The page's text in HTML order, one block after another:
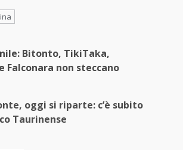
Bitonto, TikiTaka,
Falconara non steccano
oggi si riparte: c’è subito
Taurinense